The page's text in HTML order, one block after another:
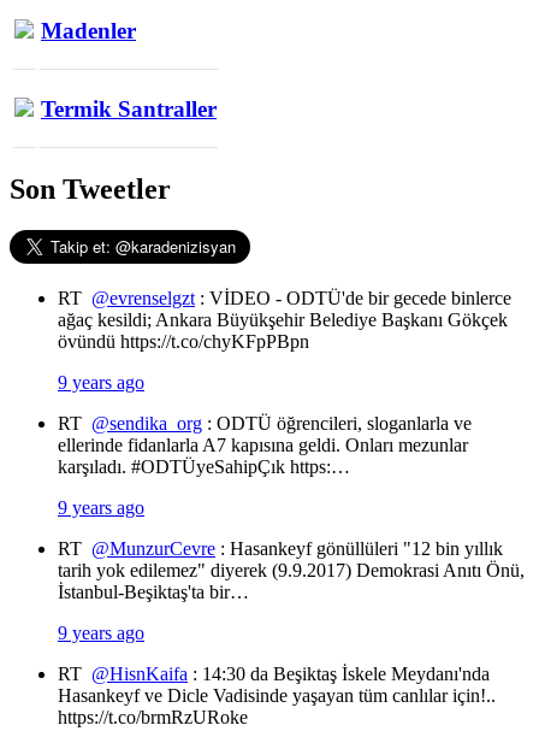
Madenler
Termik Santraller
Son Tweetler
RT @evrenselgzt : VİDEO - ODTÜ'de bir gecede binlerce
ağaç kesildi; Ankara Büyükşehir Belediye Başkanı Gökçek
övündü https://t.co/chyKFpPBpn
9 years ago
RT @sendika_org : ODTÜ öğrencileri, sloganlarla ve
ellerinde fidanlarla A7 kapısına geldi. Onları mezunlar
karşıladı. #ODTÜyeSahipÇık https:…
9 years ago
RT @MunzurCevre : Hasankeyf gönüllüleri "12 bin yıllık
tarih yok edilemez" diyerek (9.9.2017) Demokrasi Anıtı Önü,
İstanbul-Beşiktaş'ta bir…
9 years ago
RT @HisnKaifa : 14:30 da Beşiktaş İskele Meydanı'nda
Hasankeyf ve Dicle Vadisinde yaşayan tüm canlılar için!..
https://t.co/brmRzURoke